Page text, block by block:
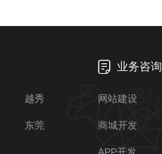
越秀
东莞
业务咨询
网站建设
商城开发